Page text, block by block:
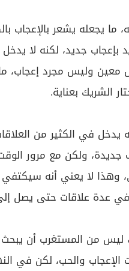
ما يجعله يشعر بالإعجاب
بإعجاب جديد، لكنه لا
معين وليس مجرد إعجاب،
الشريك بعناية.
يدخل في الكثير من
ولكن مع مرور
لا يعني أنه سيكتفي
عدة علاقات حتى يصل
ليس من المستغرب أن
والحب، لكن في